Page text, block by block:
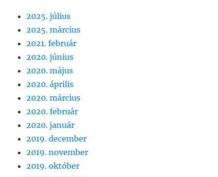
2025. július
2025. március
2021. február
2020. június
2020. május
2020. április
2020. március
2020. február
2020. január
2019. december
2019. november
2019. október